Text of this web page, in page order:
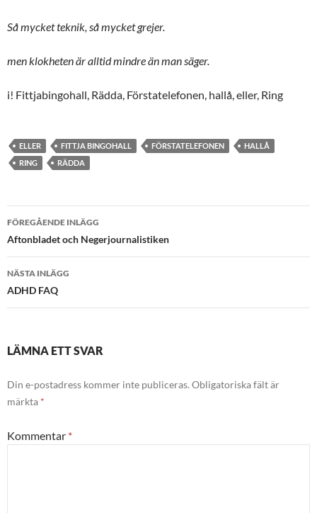
Så mycket teknik, så mycket grejer.
men klokheten är alltid mindre än man säger.
i! Fittjabingohall, Rädda, Förstatelefonen, hallå, eller, Ring
ELLER FITTJA BINGOHALL FÖRSTATELEFONEN
HALLÅ
RING
RÄDDA
Inläggsnavigering
FÖREGÅENDE INLÄGG
Aftonbladet och Negerjournalistiken
NÄSTA INLÄGG
ADHD FAQ
LÄMNA ETT SVAR
Din e-postadress kommer inte publiceras. Obligatoriska fält är
märkta *
Kommentar *